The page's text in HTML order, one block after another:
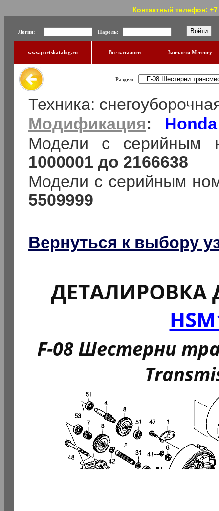
Контактный телефон:
Логин: Пароль:
www.partskatalog.ru Все каталоги Запчасти Mercury
Раздел:
Техника:
Модификация:
Модели с серийным
1000001 до 2166638
Модели с серийным
5509999
Вернуться к выбору
ДЕТАЛИРОВКА
F-08 Шестерни